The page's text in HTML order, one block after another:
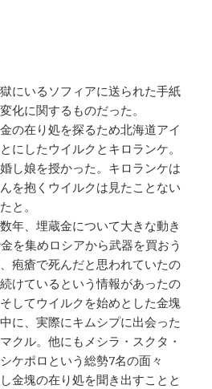
にいるソフィアに送られた手紙
化に関するものだった。
の在り処を探るため北海道アイ
にしたウイルクとキロランケ。
し娘を授かった。キロランケは
を抱くウイルクは見たことない
と。
年、埋蔵金について大きな動き
を集めロシアから武器を買おう
疱瘡で死んだと思われていたの
けているという情報があったの
してウイルクを始めとした金塊
に、実際にキムシプに出会った
クル。他にもメシラ・スクタ・
ケポロという総勢7名の面々
金塊の在り処を聞き出すことと